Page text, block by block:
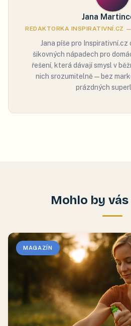
Jana
REDAKTORKA INSPIRATIVNÍ.CZ
Jana píše pro Inspirativní.cz
šikovných nápadech pro
řešení, která dávají smysl v
nich srozumitelně — bez
prázdných
Mohlo by
MAGAZÍN